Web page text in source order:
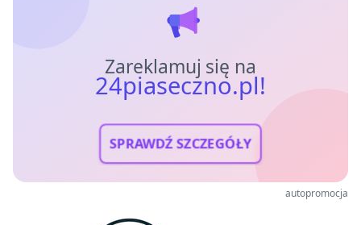
Zareklamuj się na
24piaseczno.pl!
SPRAWDŹ SZCZEGÓŁY
autopromocja